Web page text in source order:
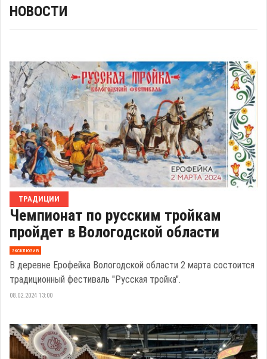
НОВОСТИ
ТРАДИЦИИ
Чемпионат по русским тройкам
пройдет в Вологодской области
эксклюзив
В деревне Ерофейка Вологодской области 2 марта состоится
традиционный фестиваль "Русская тройка".
08.02.2024 13:00